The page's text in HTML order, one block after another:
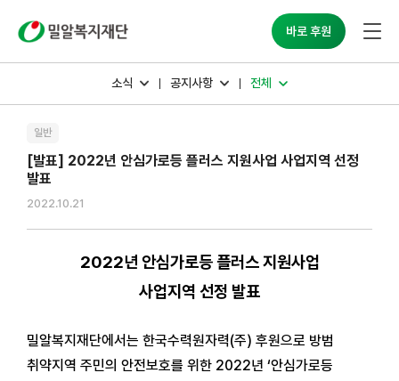
바로 후원
소식 공지사항 전체
일반
[발표] 2022년 안심가로등 플러스 지원사업 사업지역 선정
발표
2022.10.21
2022년 안심가로등 플러스 지원사업
사업지역 선정 발표
밀알복지재단에서는 한국수력원자력(주) 후원으로 방범
취약지역 주민의 안전보호를 위한 2022년 ‘안심가로등